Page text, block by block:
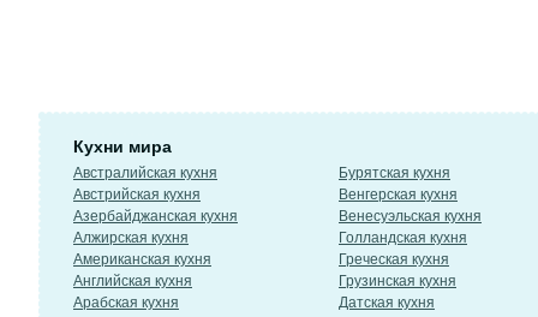
Кухни мира
Австралийская кухня
Австрийская кухня
Азербайджанская кухня
Алжирская кухня
Американская кухня
Английская кухня
Арабская кухня
Бурятская кухня
Венгерская кухня
Венесуэльская кухня
Голландская кухня
Греческая кухня
Грузинская кухня
Датская кухня